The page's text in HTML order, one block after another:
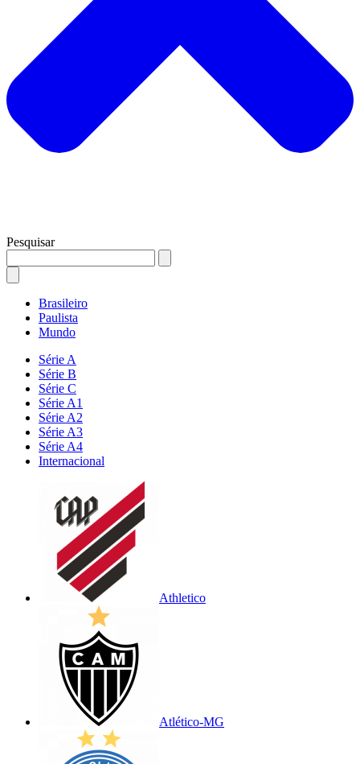
Pesquisar
Brasileiro
Paulista
Mundo
Série A
Série B
Série C
Série A1
Série A2
Série A3
Série A4
Internacional
Athletico
Atlético-MG